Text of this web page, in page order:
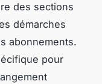
des sections
démarches
abonnements.
pour